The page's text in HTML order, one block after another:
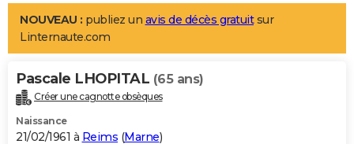
LIFESTYLE
Art de vivre
Bien-être
Loisirs
Mode
Modes de vie
Alimentation
Guide de la santé
Maladies
Médicaments
Sommeil
VOYAGE
Destinations
City break
Voyage nature
Voyage de noces
Forum
Climat
+PHOTO
NOUVEAU : publiez un avis de décès gratuitsur
Linternaute.com
Pascale LHOPITAL (65 ans)
Créer une cagnotte obsèques
Naissance
21/02/1961 à Reims (Marne)